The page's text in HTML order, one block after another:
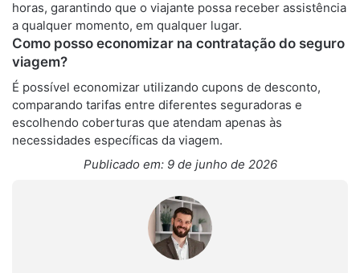
horas, garantindo que o viajante possa receber assistência
a qualquer momento, em qualquer lugar.
Como posso economizar na contratação do seguro
viagem?
É possível economizar utilizando cupons de desconto,
comparando tarifas entre diferentes seguradoras e
escolhendo coberturas que atendam apenas às
necessidades específicas da viagem.
Publicado em: 9 de junho de 2026